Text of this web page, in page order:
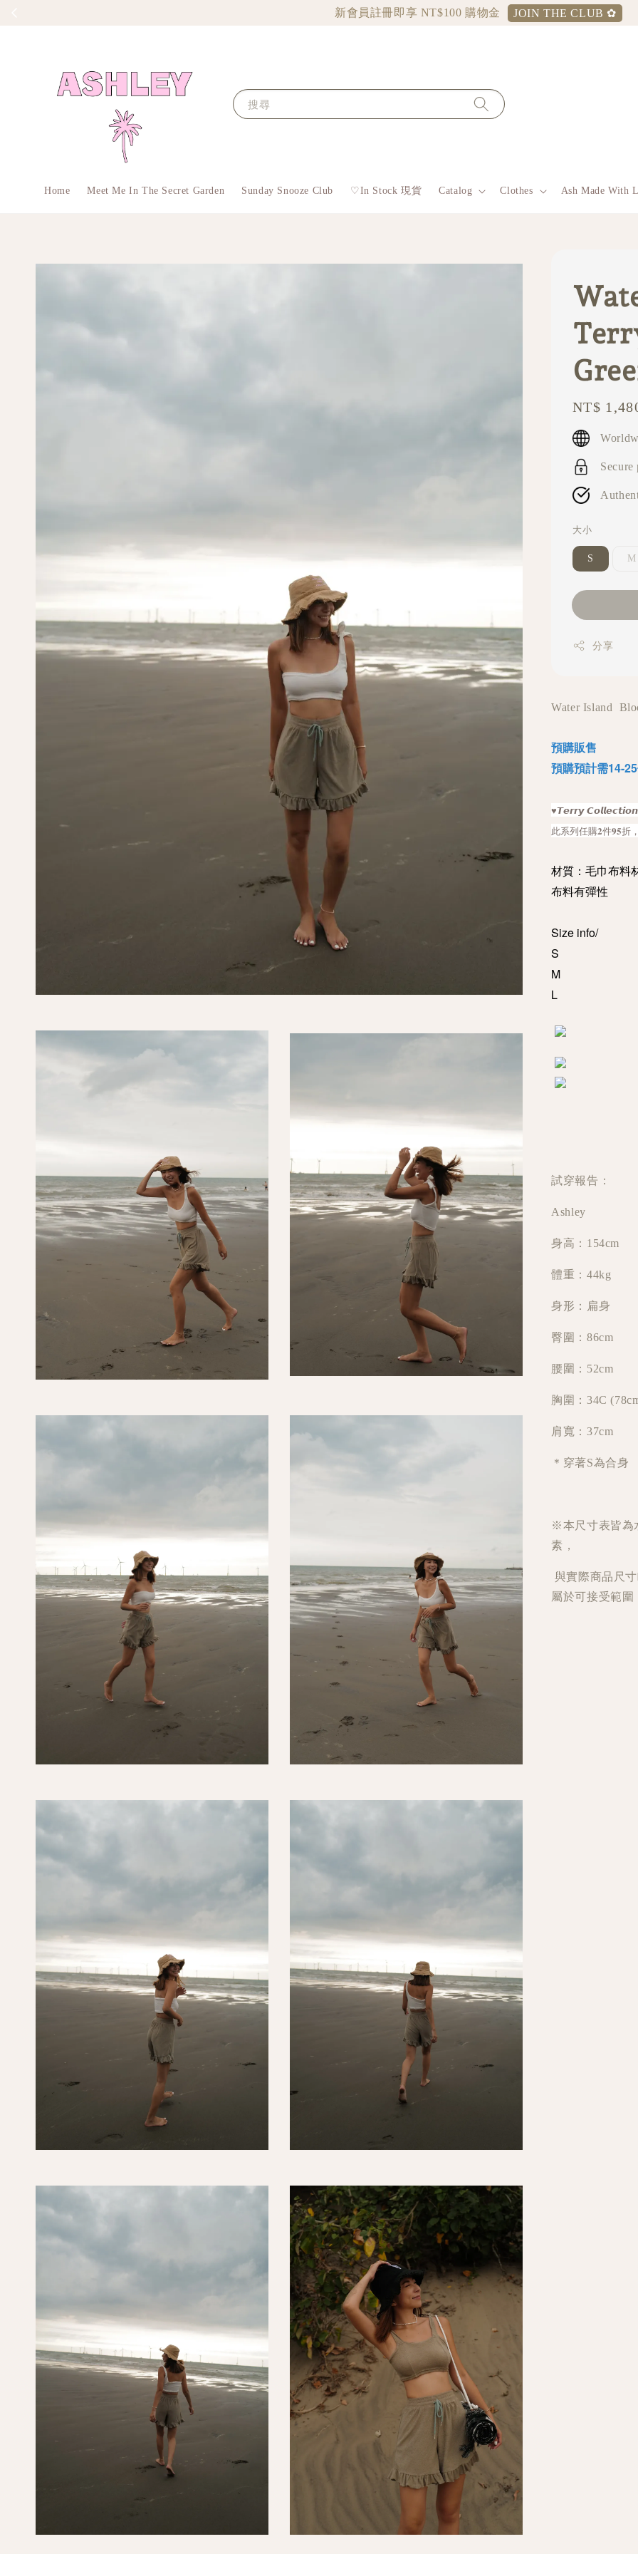
新會員註冊即享 NT$100 購物金 JOIN THE CLUB ✿
搜尋
Home Meet Me In The Secret Garden Sunday Snooze Club ♡︎In Stock 現貨 Catalog Clothes Ash Made With
Regular
price
NT$
Secure
大小
S M
分享
Water Island
預購販售
預購預計需14-
♥︎𝙏𝙚𝙧𝙧𝙮
此系列任購𝟐件𝟗𝟓折
材質：毛巾布料
布料有彈性
Size info/
S
M
L
試穿報告：
Ashley
身高：154cm
體重：44kg
身形：扁身
臀圍：86cm
腰圍：52cm
胸圍：34C
肩寬：37cm
＊穿著S為合身
※本尺寸表皆為
素，
與實際商品尺
屬於可接受範圍